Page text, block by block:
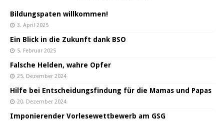
Bildungspaten willkommen!
3. April 2025
Ein Blick in die Zukunft dank BSO
5. Februar 2025
Falsche Helden, wahre Opfer
25. Dezember 2024
Hilfe bei Entscheidungsfindung für die Mamas und Papas
20. Dezember 2024
Imponierender Vorlesewettbewerb am GSG